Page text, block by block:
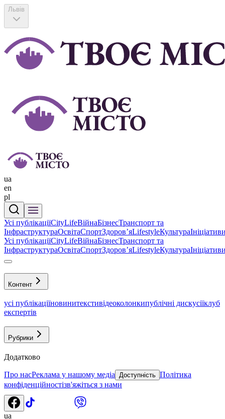
Львів
ua
en
pl
Усі публікаціїCityLifeВійнаБізнесТранспорт та
ІнфраструктураОсвітаСпортЗдоровʼяLifestyleКультура
Усі публікаціїCityLifeВійнаБізнесТранспорт та
ІнфраструктураОсвітаСпортЗдоровʼяLifestyleКультура
Контент
усі публікаціїновинитекстивідеоколонкипублічні дискусіїклуб
експертів
Рубрики
Додатково
Про насРеклама у нашому медіа Доступність Політика
конфіденційностізв'яжіться з нами
ua